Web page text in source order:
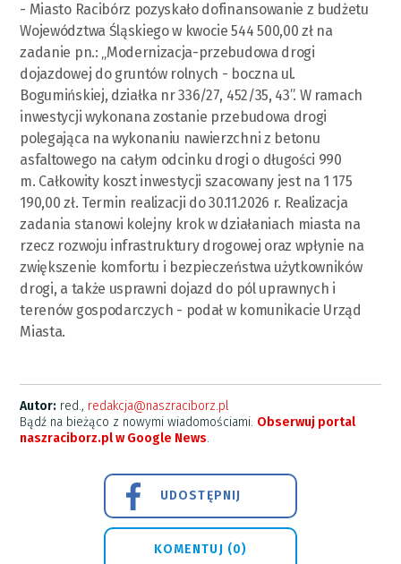
- Miasto Racibórz pozyskało dofinansowanie z budżetu
Województwa Śląskiego w kwocie 544 500,00 zł na
zadanie pn.: „Modernizacja-przebudowa drogi
dojazdowej do gruntów rolnych - boczna ul.
Bogumińskiej, działka nr 336/27, 452/35, 43”. W ramach
inwestycji wykonana zostanie przebudowa drogi
polegająca na wykonaniu nawierzchni z betonu
asfaltowego na całym odcinku drogi o długości 990
m. Całkowity koszt inwestycji szacowany jest na 1 175
190,00 zł. Termin realizacji do 30.11.2026 r. Realizacja
zadania stanowi kolejny krok w działaniach miasta na
rzecz rozwoju infrastruktury drogowej oraz wpłynie na
zwiększenie komfortu i bezpieczeństwa użytkowników
drogi, a także usprawni dojazd do pól uprawnych i
terenów gospodarczych - podał w komunikacie Urząd
Miasta.
Autor: red., redakcja@naszraciborz.pl
Bądź na bieżąco z nowymi wiadomościami. Obserwuj portal
naszraciborz.pl w Google News.
UDOSTĘPNIJ
KOMENTUJ (0)